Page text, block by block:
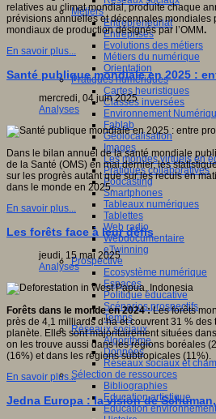
Métiers
Entrepreneuriat
Entreprises
Evolutions des métiers
Métiers du numérique
Orientation
Pratiques numériques
Cartes heuristiques
Classes inversées
Environnement
Fablab
Géolocalisation
Images
Les mondes virtuels en
Pratiques collaboratives
Podcasting
Smartphones
Tableaux numériques
Tablettes
Web radio
Webdocumentaire
eTwinning
Prospective
Ecosystème numérique
Espaces
Politique éducative
Scénarios prospectifs
Temps
Réseaux sociaux
Algorithme
Données
Réseaux sociaux et
Sélection de ressources
Bibliographies
Education artistique
Education
relatives au climat mondial, produite chaque
prévisions annuelles et décennales mondiales
mondiaux de production désignés par l’OMM.
En savoir plus...
Santé publique mondiale en 2025 :
mercredi, 04 juin 2025
Analyses
Dans le bilan annuel de la santé mondiale
de la Santé (OMS) en mai dernier, les
sur les progrès autant que sur les reculs en
dans le monde en 2025.
En savoir plus...
Les forêts face à leur défis
jeudi, 15 mai 2025
Analyses
Forêts dans le monde en 2024 :Les forêts
près de 4,1 milliards d’ha et couvrent 31 %
planète. Elles sont majoritairement situées
on les trouve aussi dans les régions boréales
(16%) et dans les régions subtropicales (11%).
En savoir plus...
Jedna Europa : la vision de